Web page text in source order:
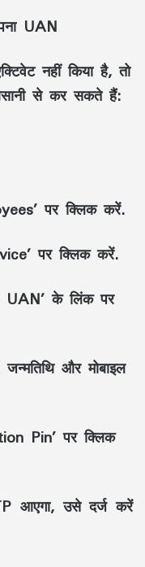
UAN
नहीं किया है, तो
से कर सकते हैं:
पर क्लिक करें.
पर क्लिक करें.
के लिंक पर
और मोबाइल
Pin’ पर क्लिक
आएगा, उसे दर्ज करें